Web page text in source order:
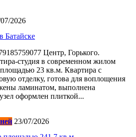
2026
Батайске
Центр, Горького.
студия в современном жилом
23 кв.м. Квартира с
отделку, готова для воплощения
ламинатом, выполнена
оформлен плиткой...
23/07/2026